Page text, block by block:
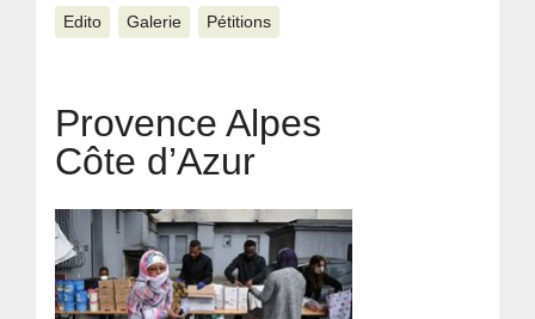
Edito Galerie Pétitions
Provence Alpes
Côte d’Azur